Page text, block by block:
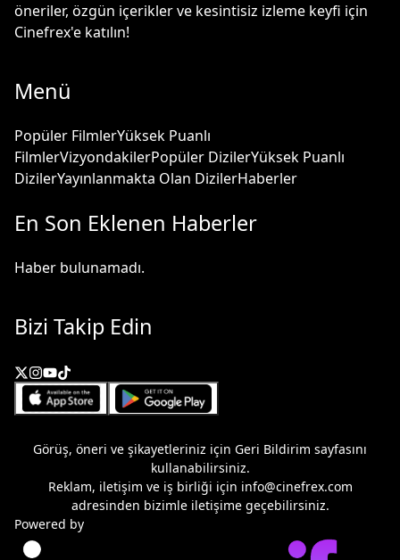
öneriler, özgün içerikler ve kesintisiz izleme keyfi için
Cinefrex'e katılın!
Menü
Popüler FilmlerYüksek Puanlı
FilmlerVizyondakilerPopüler DizilerYüksek Puanlı
DizilerYayınlanmakta Olan DizilerHaberler
En Son Eklenen Haberler
Haber bulunamadı.
Bizi Takip Edin
Görüş, öneri ve şikayetleriniz için Geri Bildirim sayfasını
kullanabilirsiniz.
Reklam, iletişim ve iş birliği için info@cinefrex.com
adresinden bizimle iletişime geçebilirsiniz.
Powered by